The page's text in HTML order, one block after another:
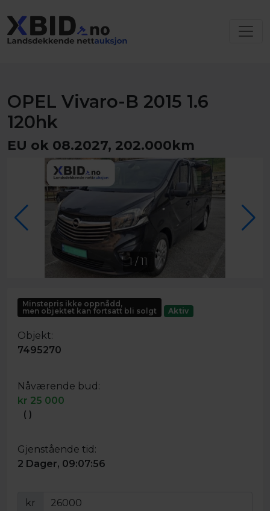
OPEL Vivaro-B 2015 1.6
120hk
EU ok 08.2027, 202.000km
1 /11
Minstepris ikke oppnådd,
men objektet kan fortsatt bli solgt
Aktiv
Objekt:
7495270
Nåværende bud:
kr 25 000
( )
Gjenstående tid:
2 Dager, 09:07:56
kr